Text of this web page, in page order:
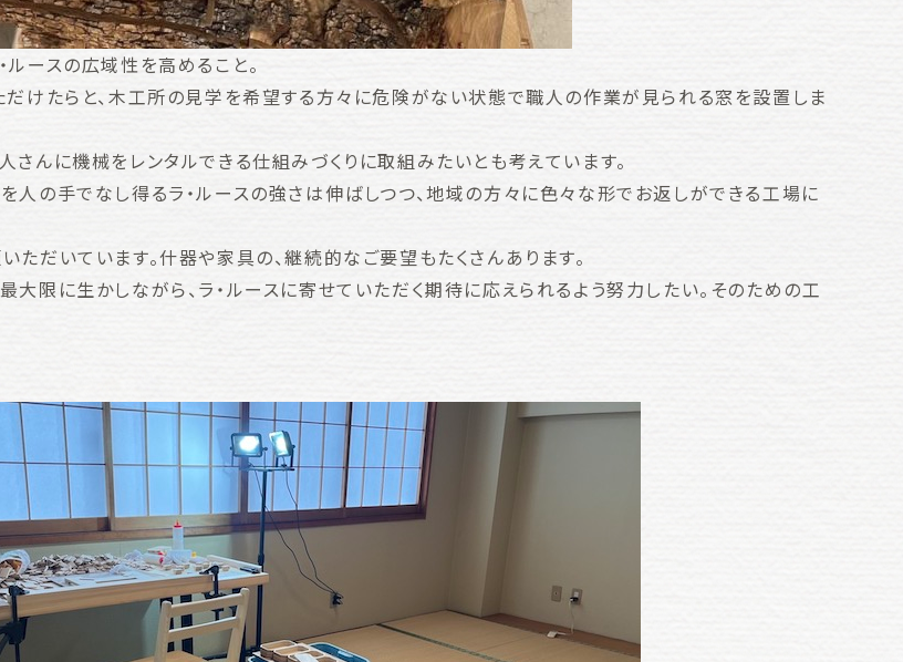
ースの広域性を高めること。
だけたらと、木工所の見学を希望する方々に危険がない状態で職人の作業が見られる窓を設置しま
んに機械をレンタルできる仕組みづくりに取組みたいとも考えています。
人の手でなし得るラ・ルースの強さは伸ばしつつ、地域の方々に色々な形でお返しができる工場に
だいています。什器や家具の、継続的なご要望もたくさんあります。
大限に生かしながら、ラ・ルースに寄せていただく期待に応えられるよう努力したい。そのための工